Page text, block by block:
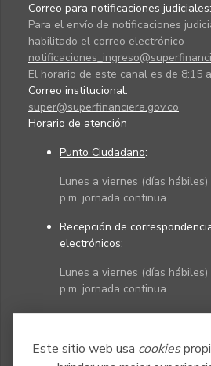
Este sitio web usa cookies
Correo para notificaciones judiciales:
Para el envío de notificaciones
habilitado el correo electrónico
El horario de este canal es de 8:15
Correo institucional:
super@superfinanciera.gov.co
Horario de atención
Punto Ciudadano:
Lunes a viernes (días
p.m. jornada continua
Recepción de
electrónicos:
Lunes a viernes (días
p.m. jornada continua